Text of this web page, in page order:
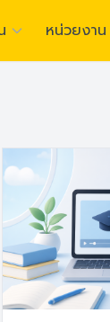
หน่วยงาน